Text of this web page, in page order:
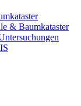
& Baumkataster